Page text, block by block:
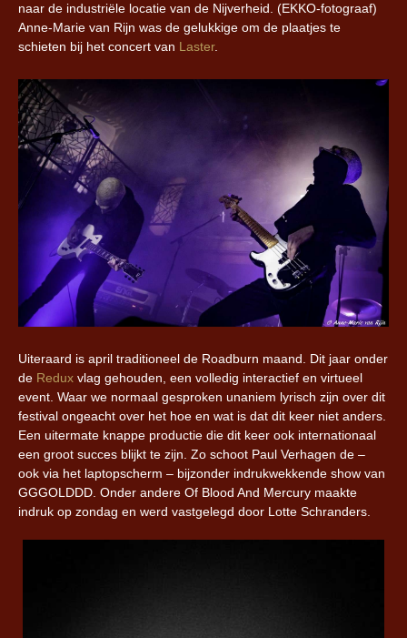
naar de industriële locatie van de Nijverheid. (EKKO-fotograaf)
Anne-Marie van Rijn was de gelukkige om de plaatjes te
schieten bij het concert van Laster.
Uiteraard is april traditioneel de Roadburn maand. Dit jaar onder
de Redux vlag gehouden, een volledig interactief en virtueel
event. Waar we normaal gesproken unaniem lyrisch zijn over dit
festival ongeacht over het hoe en wat is dat dit keer niet anders.
Een uitermate knappe productie die dit keer ook internationaal
een groot succes blijkt te zijn. Zo schoot Paul Verhagen de –
ook via het laptopscherm – bijzonder indrukwekkende show van
GGGOLDDD. Onder andere Of Blood And Mercury maakte
indruk op zondag en werd vastgelegd door Lotte Schranders.